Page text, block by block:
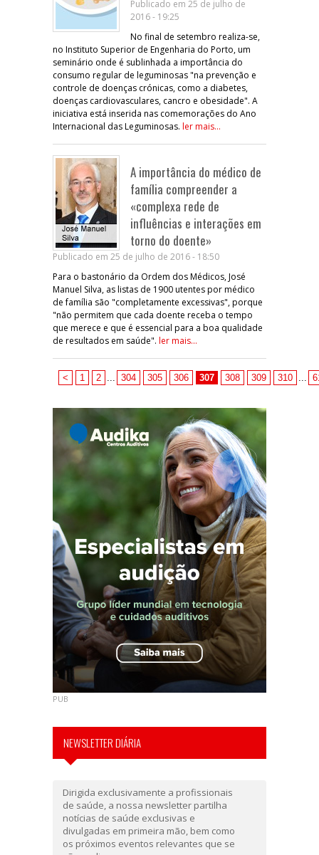
Publicado em 25 de julho de
2016 - 19:25
No final de setembro realiza-se,
no Instituto Superior de Engenharia do Porto, um
seminário onde é sublinhada a importância do
consumo regular de leguminosas "na prevenção e
controle de doenças crónicas, como a diabetes,
doenças cardiovasculares, cancro e obesidade". A
iniciativa está inserida nas comemorações do Ano
Internacional das Leguminosas. ler mais...
A importância do médico de
família compreender a
«complexa rede de
influências e interações em
torno do doente»
Publicado em 25 de julho de 2016 - 18:50
Para o bastonário da Ordem dos Médicos, José
Manuel Silva, as listas de 1900 utentes por médico
de família são "completamente excessivas", porque
"não permitem que cada doente receba o tempo
que merece e que é essencial para a boa qualidade
de resultados em saúde". ler mais...
< 1 2 304 305 306 307 308 309 310
PUB
NEWSLETTER DIÁRIA
Dirigida exclusivamente a profissionais
de saúde, a nossa newsletter partilha
notícias de saúde exclusivas e
divulgadas em primeira mão, bem como
os próximos eventos relevantes que se